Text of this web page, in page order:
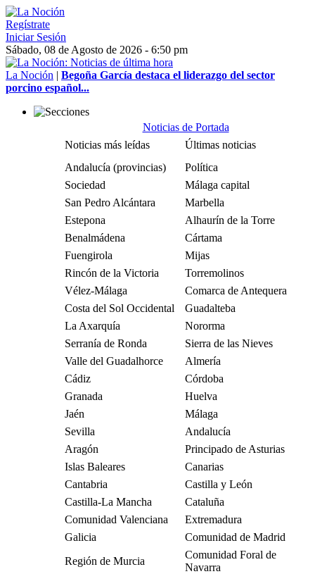
Regístrate
Iniciar Sesión
Sábado, 08 de Agosto de 2026 - 6:50 pm
La Noción | Begoña García destaca el liderazgo del sector
porcino español...
Noticias de Portada
Noticias más leídas
Últimas noticias
Andalucía (provincias)
Política
Sociedad
Málaga capital
San Pedro Alcántara
Marbella
Estepona
Alhaurín de la Torre
Benalmádena
Cártama
Fuengirola
Mijas
Rincón de la Victoria
Torremolinos
Vélez-Málaga
Comarca de Antequera
Costa del Sol Occidental
Guadalteba
La Axarquía
Nororma
Serranía de Ronda
Sierra de las Nieves
Valle del Guadalhorce
Almería
Cádiz
Córdoba
Granada
Huelva
Jaén
Málaga
Sevilla
Andalucía
Aragón
Principado de Asturias
Islas Baleares
Canarias
Cantabria
Castilla y León
Castilla-La Mancha
Cataluña
Comunidad Valenciana
Extremadura
Galicia
Comunidad de Madrid
Región de Murcia
Comunidad Foral de
Navarra